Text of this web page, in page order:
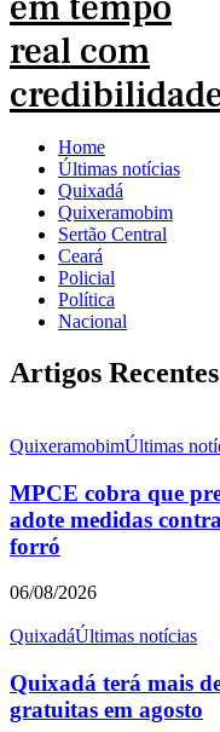
Home
Últimas notícias
Quixadá
Quixeramobim
Sertão Central
Ceará
Policial
Política
Nacional
Artigos Recentes
QuixeramobimÚltimas
MPCE cobra que
adote medidas
forró
06/08/2026
QuixadáÚltimas notícias
Quixadá terá mais
gratuitas em agosto